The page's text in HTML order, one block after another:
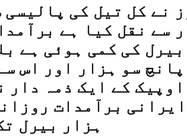
نے کل تیل کی
سے نقل کیا ہے
بیرل کی کمی ہوئی ہے
سو ہزار اور اس
کے ایک ذمہ دار
برآمدات
ہزار بیرل